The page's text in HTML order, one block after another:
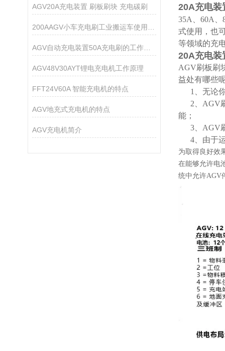
AGV20A充电装置 刷板刷块 充电碳刷
AGV自动充电装置50A充电刷的工作原理
AGV48V30AYT锂电充电机工作原理
FFT24V60A 智能充电机的特点
AGV地充式充电机的特点
AGV充电机简介
20A充电装
35A、60A、
式使用，也
等领域的充
20A充电装
AGV刷板刷
益处有哪些
1、无论你
2、AGV刷
能；
3、AGV刷
4、由于运
为取得良好效
在能够允许电
统中允许AGV